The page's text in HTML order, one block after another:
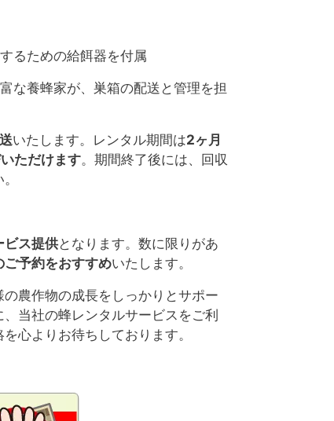
るための給餌器を付属
な養蜂家が、巣箱の配送と管理を担
いたします。レンタル期間は2ヶ月
ただけます。期間終了後には、回収
ビス提供となります。数に限りがあ
ご予約をおすすめいたします。
農作物の成長をしっかりとサポー
当社の蜂レンタルサービスをご利
心よりお待ちしております。